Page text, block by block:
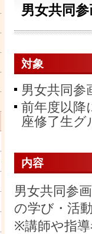
男女共同
対象
男女共同参
前年度以降
座修了生グ
内容
男女共同参
の学び・活
※講師や指